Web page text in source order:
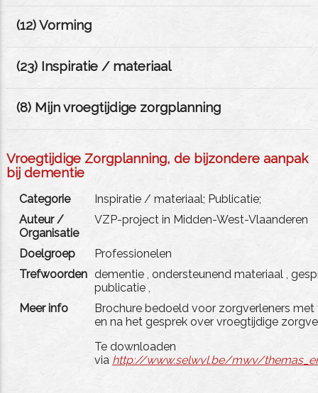
(12) Vorming
(23) Inspiratie / materiaal
(8) Mijn vroegtijdige zorgplanning
Vroegtijdige Zorgplanning, de bijzondere aanpak
bij dementie
Categorie
Inspiratie / materiaal; Publicatie;
Auteur /
Organisatie
VZP-project in Midden-West-Vlaanderen
Doelgroep
Professionelen
Trefwoorden dementie, ondersteunend materiaal
publicatie,
Meer info
Brochure bedoeld voor zorgverleners met
en na het gesprek over vroegtijdige
Te downloaden
via http://www.selwvl.be/mwv/